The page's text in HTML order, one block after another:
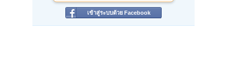
เข้าสู่ระบบด้วย Facebook